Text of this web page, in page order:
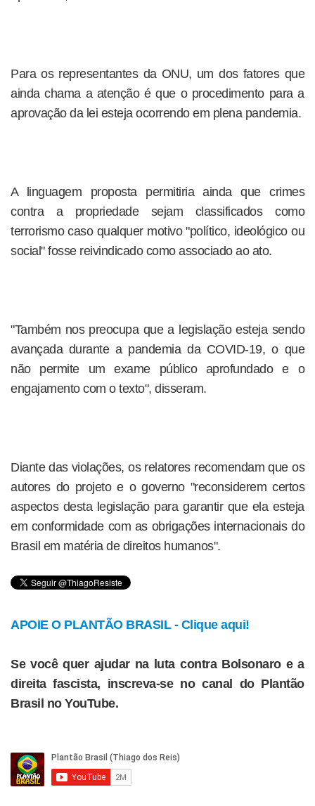
Para os representantes da ONU, um dos fatores que
ainda chama a atenção é que o procedimento para a
aprovação da lei esteja ocorrendo em plena pandemia.
A linguagem proposta permitiria ainda que crimes
contra a propriedade sejam classificados como
terrorismo caso qualquer motivo "político, ideológico ou
social" fosse reivindicado como associado ao ato.
"Também nos preocupa que a legislação esteja sendo
avançada durante a pandemia da COVID-19, o que
não permite um exame público aprofundado e o
engajamento com o texto", disseram.
Diante das violações, os relatores recomendam que os
autores do projeto e o governo "reconsiderem certos
aspectos desta legislação para garantir que ela esteja
em conformidade com as obrigações internacionais do
Brasil em matéria de direitos humanos".
APOIE O PLANTÃO BRASIL - Clique aqui!
Se você quer ajudar na luta contra Bolsonaro e a
direita fascista, inscreva-se no canal do Plantão
Brasil no YouTube.